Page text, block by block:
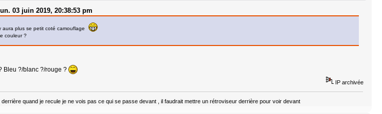
03 juin 2019, 20:38:53 pm
plus se petit coté camouflage
couleur ?
Bleu ?/blanc ?/rouge ?
IP archivée
quand je recule je ne vois pas ce qui se passe devant , il faudrait mettre un rétroviseur derrière pour voir devant